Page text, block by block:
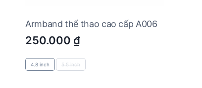
Armband thể thao cao cấp A006
250.000 ₫
4.8 inch 5.5 inch